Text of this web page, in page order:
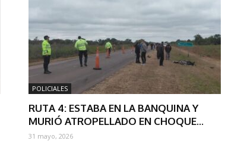
POLICIALES
RUTA 4: ESTABA EN LA BANQUINA Y
MURIÓ ATROPELLADO EN CHOQUE...
31 mayo, 2026